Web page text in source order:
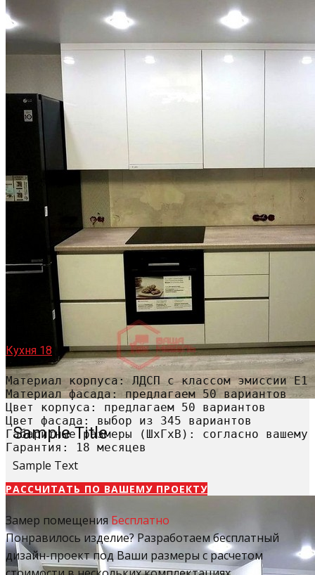
Sample Title
Sample Text
Кухня 18
Материал корпуса: ЛДСП с классом эмиссии Е1
Материал фасада: предлагаем 50 вариантов
Цвет корпуса: предлагаем 50 вариантов
Цвет фасада: выбор из 345 вариантов
Габаритные размеры (ШхГхВ): согласно вашему
Гарантия: 18 месяцев
РАССЧИТАТЬ​ ПО ВАШЕМУ ПРОЕКТУ
Замер помещенияБесплатно
Понравилось изделие? Разработаем бесплатный
дизайн-проект под Ваши размеры с расчетом